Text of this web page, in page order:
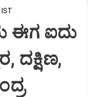
IST
ಈಗ ಐದು
ದಕ್ಷಿಣ,